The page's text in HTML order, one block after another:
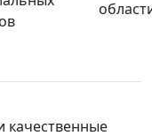
качественные